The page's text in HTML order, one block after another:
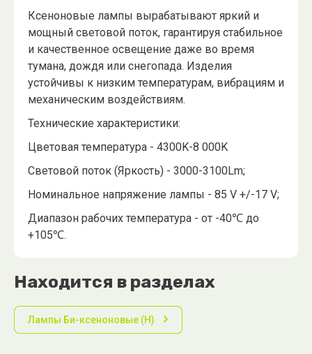
Ксеноновые лампы вырабатывают яркий и
мощный световой поток, гарантируя стабильное
и качественное освещение даже во время
тумана, дождя или снегопада. Изделия
устойчивы к низким температурам, вибрациям и
механическим воздействиям.
Технические характеристики:
Цветовая температура - 4300K-8 000K
Световой поток (Яркость) - 3000-3100Lm;
Номинальное напряжение лампы - 85 V +/-17 V;
Диапазон рабочих температура - от -40℃ до
+105℃.
Находится в разделах
Лампы Би-ксеноновые (H)